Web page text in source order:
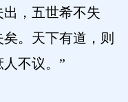
，五世希不失
。天下有道，则
不议。”